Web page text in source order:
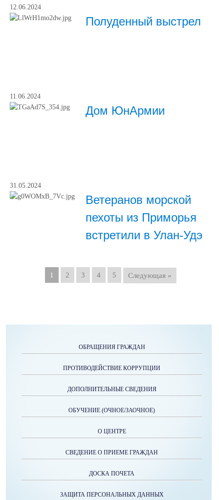
12.06.2024
Полуденный выстрел
11.06.2024
Дом ЮнАрмии
31.05.2024
Ветеранов морской
пехоты из Приморья
встретили в Улан-Удэ
1 2 3 4 5 Следующая »
ОБРАЩЕНИЯ ГРАЖДАН
ПРОТИВОДЕЙСТВИЕ КОРРУПЦИИ
ДОПОЛНИТЕЛЬНЫЕ СВЕДЕНИЯ
ОБУЧЕНИЕ (ОЧНОЕ/ЗАОЧНОЕ)
О ЦЕНТРЕ
СВЕДЕНИЕ О ПРИЕМЕ ГРАЖДАН
ДОСКА ПОЧЕТА
ЗАЩИТА ПЕРСОНАЛЬНЫХ ДАННЫХ